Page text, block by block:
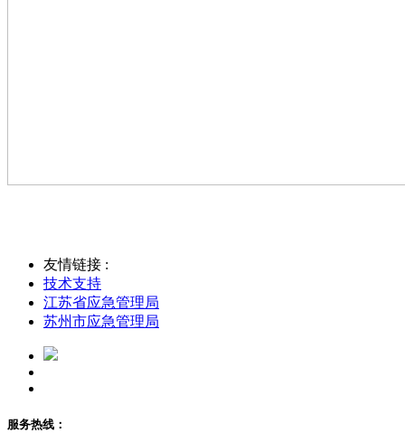
友情链接 :
技术支持
江苏省应急管理局
苏州市应急管理局
服务热线：